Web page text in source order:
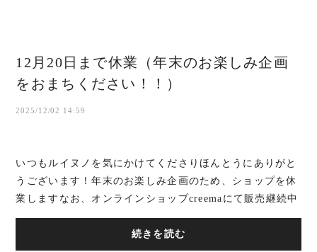
12月20日まで休業（年末のお楽しみ企画
をおまちください！！）
2025/12/02 14:59
いつもルイヌノを気にかけてくださりほんとうにありがと
うございます！年末のお楽しみ企画のため、ショップを休
業しますなお、オンラインショップcreemaにて販売継続中
ですこちらでご依頼いただくのはとっても嬉...
続きを読む